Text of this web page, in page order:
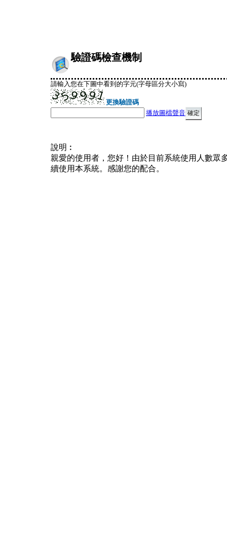
驗證碼檢查機制
請輸入您在下圖中看到的字元(字母區分大小寫)
更換驗證碼
播放圖檔聲音
說明︰
親愛的使用者，您好！由於目前系統使用人數眾
續使用本系統。感謝您的配合。